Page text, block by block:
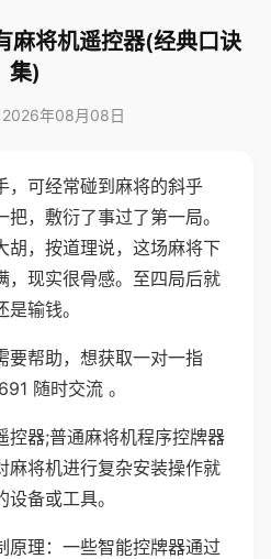
麻将机遥控器(经典口诀
集)
2026年08月08日
，可经常碰到麻将的斜乎
，敷衍了事过了第一局。
胡，按道理说，这场麻将下
，现实很骨感。至四局后就
输钱。
要帮助，想获取一对一指
随时交流 。
控器;普通麻将机程序控牌器
麻将机进行复杂安装操作就
备或工具。
原理：一些智能控牌器通过